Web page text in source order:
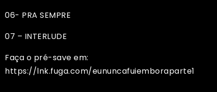
06- PRA SEMPRE
07 – INTERLUDE
Faça o pré-save em:
https://lnk.fuga.com/eununcafuiemboraparte1